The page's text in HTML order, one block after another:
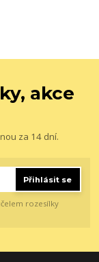
akce
za 14 dní.
Přihlásit se
rozesílky